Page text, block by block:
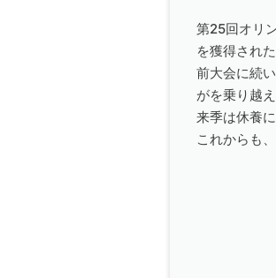
第25回オリ
を獲得され
前大会に続
がを乗り越
来季は休養
これからも